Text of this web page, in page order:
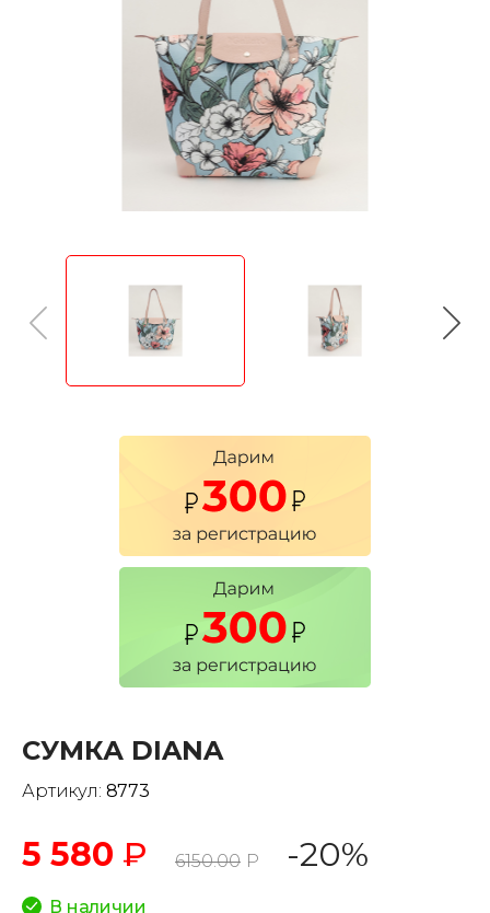
СУМКА DIANA
Артикул: 8773
5 580 ₽ 6150.00 Р -20%
В наличии